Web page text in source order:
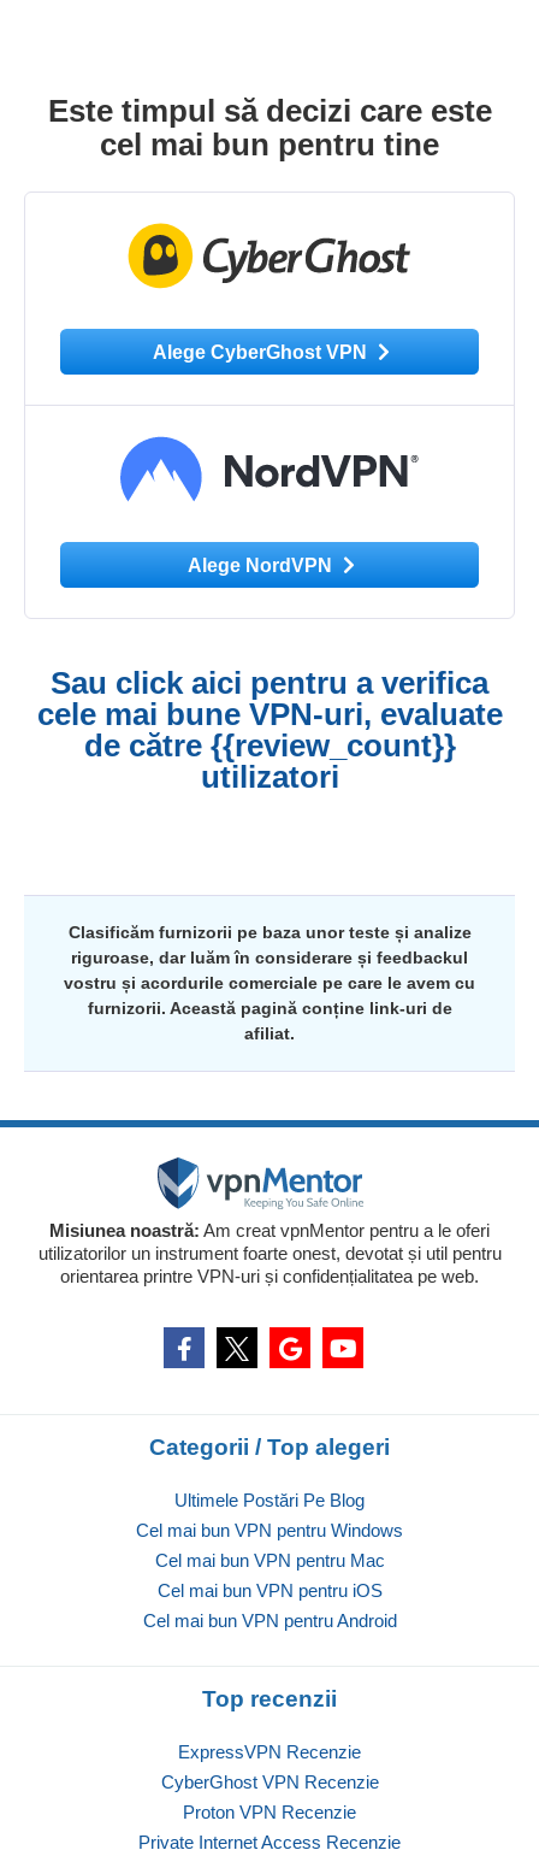
Este timpul să decizi care este
cel mai bun pentru tine
Alege CyberGhost VPN
Alege NordVPN
Sau click aici pentru a verifica
cele mai bune VPN-uri, evaluate
de către {{review_count}}
utilizatori
Clasificăm furnizorii pe baza unor teste și analize
riguroase, dar luăm în considerare și feedbackul
vostru și acordurile comerciale pe care le avem cu
furnizorii. Această pagină conține link-uri de
afiliat.
Misiunea noastră: Am creat vpnMentor pentru a le oferi
utilizatorilor un instrument foarte onest, devotat și util pentru
orientarea printre VPN-uri și confidențialitatea pe web.
Categorii / Top alegeri
Ultimele Postări Pe Blog
Cel mai bun VPN pentru Windows
Cel mai bun VPN pentru Mac
Cel mai bun VPN pentru iOS
Cel mai bun VPN pentru Android
Top recenzii
ExpressVPN Recenzie
CyberGhost VPN Recenzie
Proton VPN Recenzie
Private Internet Access Recenzie